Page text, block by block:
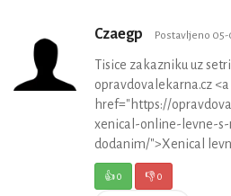
Czaegp Postavljeno 05-
Tisice zakazniku uz
opravdovalekarna.cz <a
href="https://
xenical-online-levne-
dodanim/">Xenical
👍0 👎0